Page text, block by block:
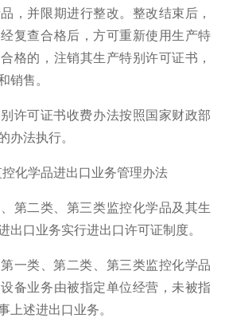
，并限期进行整改。整改结束后，
复查合格后，方可重新使用生产特
格的，注销其生产特别许可证书，
销售。
可证书收费办法按照国家财政部
办法执行。
学品进出口业务管理办法
二类、第三类监控化学品及其生
出口业务实行进出口许可证制度。
类、第二类、第三类监控化学品
备业务由被指定单位经营，未被指
上述进出口业务。